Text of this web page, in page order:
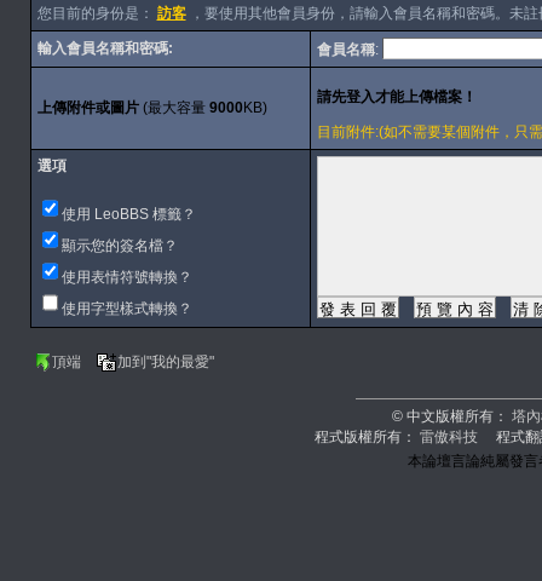
您目前的身份是： 訪客，要使用其他會員身份，請輸入會員名稱和密碼。未
輸入會員名稱和密碼: 會員名稱:
上傳附件或圖片(最大容量 9000KB)
目前附件:(如不需要某個附件，只
選項
使用 LeoBBS 標籤？
顯示您的簽名檔？
使用表情符號轉換？
使用字型樣式轉換？
頂端 加到"我的最愛"
© 中文版權所有： 塔
程式版權所有： 雷傲科技程式翻
本論壇言論純屬發